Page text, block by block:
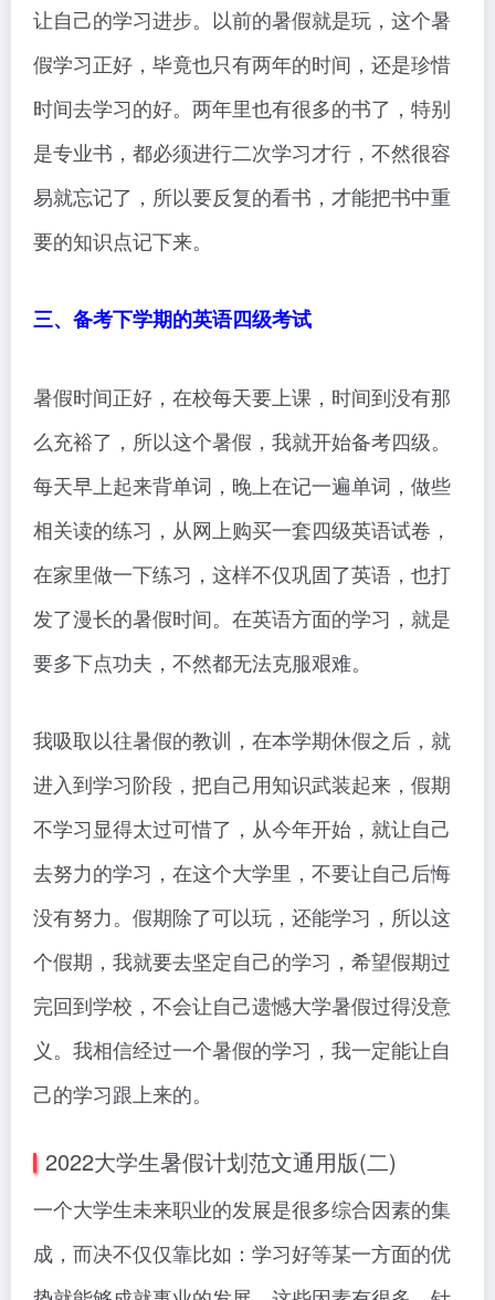
让自己的学习进步。以前的暑假就是玩，这个暑
假学习正好，毕竟也只有两年的时间，还是珍惜
时间去学习的好。两年里也有很多的书了，特别
是专业书，都必须进行二次学习才行，不然很容
易就忘记了，所以要反复的看书，才能把书中重
要的知识点记下来。
三、备考下学期的英语四级考试
暑假时间正好，在校每天要上课，时间到没有那
么充裕了，所以这个暑假，我就开始备考四级。
每天早上起来背单词，晚上在记一遍单词，做些
相关读的练习，从网上购买一套四级英语试卷，
在家里做一下练习，这样不仅巩固了英语，也打
发了漫长的暑假时间。在英语方面的学习，就是
要多下点功夫，不然都无法克服艰难。
我吸取以往暑假的教训，在本学期休假之后，就
进入到学习阶段，把自己用知识武装起来，假期
不学习显得太过可惜了，从今年开始，就让自己
去努力的学习，在这个大学里，不要让自己后悔
没有努力。假期除了可以玩，还能学习，所以这
个假期，我就要去坚定自己的学习，希望假期过
完回到学校，不会让自己遗憾大学暑假过得没意
义。我相信经过一个暑假的学习，我一定能让自
己的学习跟上来的。
2022大学生暑假计划范文通用版(二)
一个大学生未来职业的发展是很多综合因素的集
成，而决不仅仅靠比如：学习好等某一方面的优